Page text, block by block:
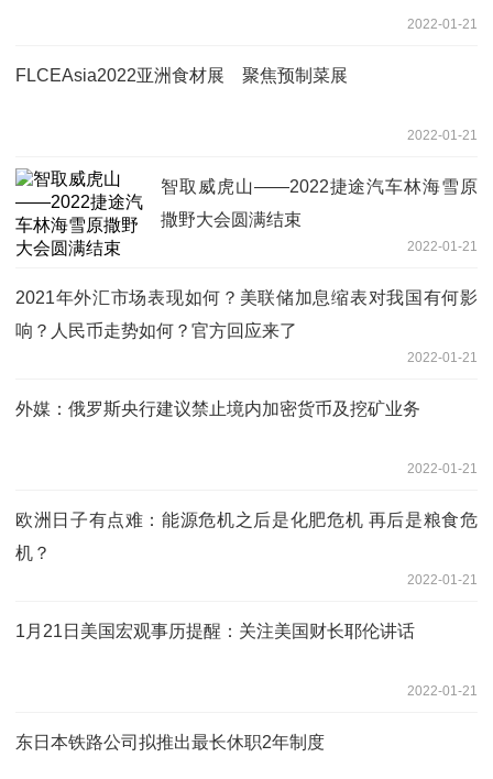
2022-01-21
FLCEAsia2022亚洲食材展 聚焦预制菜展
2022-01-21
智取威虎山——2022捷途汽车林海雪原
撒野大会圆满结束
2022-01-21
2021年外汇市场表现如何？美联储加息缩表对我国有何影
响？人民币走势如何？官方回应来了
2022-01-21
外媒：俄罗斯央行建议禁止境内加密货币及挖矿业务
2022-01-21
欧洲日子有点难：能源危机之后是化肥危机 再后是粮食危
机？
2022-01-21
1月21日美国宏观事历提醒：关注美国财长耶伦讲话
2022-01-21
东日本铁路公司拟推出最长休职2年制度